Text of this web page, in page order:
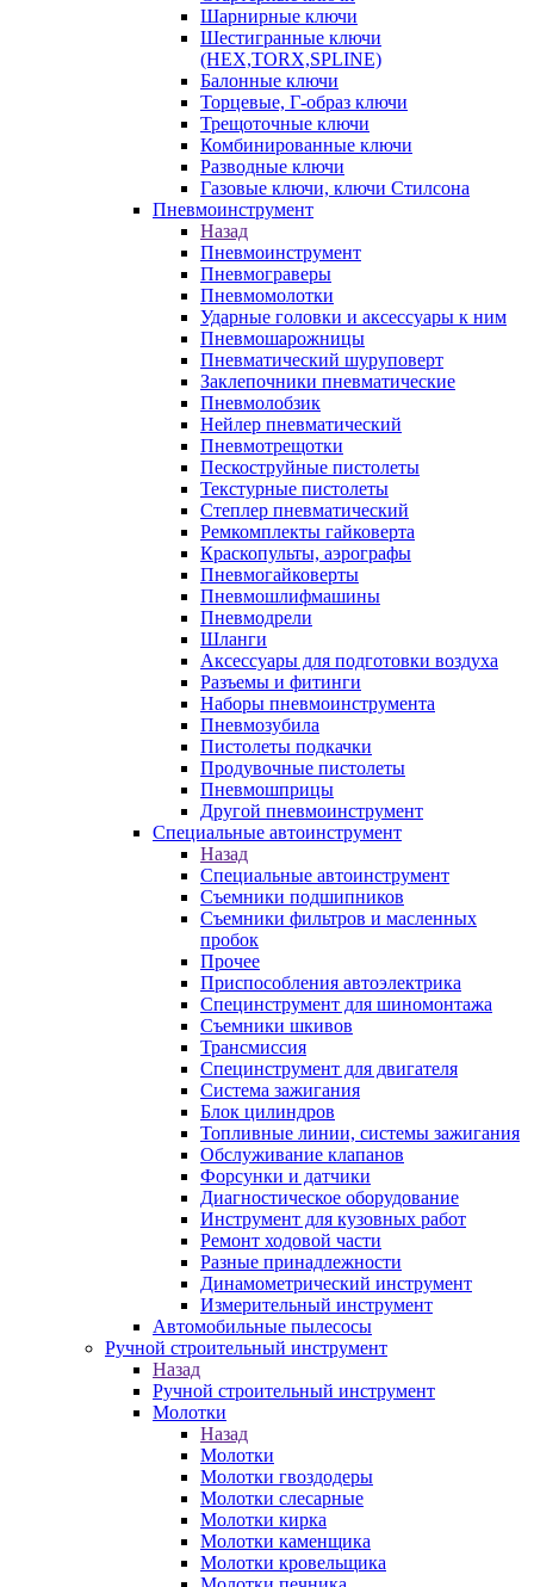
Шарнирные ключи
Шестигранные ключи
(HEX,TORX,SPLINE)
Балонные ключи
Торцевые, Г-образ ключи
Трещоточные ключи
Комбинированные ключи
Разводные ключи
Газовые ключи, ключи Стилсона
Пневмоинструмент
Назад
Пневмоинструмент
Пневмограверы
Пневмомолотки
Ударные головки и аксессуары к ним
Пневмошарожницы
Пневматический шуруповерт
Заклепочники пневматические
Пневмолобзик
Нейлер пневматический
Пневмотрещотки
Пескоструйные пистолеты
Текстурные пистолеты
Степлер пневматический
Ремкомплекты гайковерта
Краскопульты, аэрографы
Пневмогайковерты
Пневмошлифмашины
Пневмодрели
Шланги
Аксессуары для подготовки воздуха
Разъемы и фитинги
Наборы пневмоинструмента
Пневмозубила
Пистолеты подкачки
Продувочные пистолеты
Пневмошприцы
Другой пневмоинструмент
Специальные автоинструмент
Назад
Специальные автоинструмент
Съемники подшипников
Съемники фильтров и масленных
пробок
Прочее
Приспособления автоэлектрика
Специнструмент для шиномонтажа
Съемники шкивов
Трансмиссия
Специнструмент для двигателя
Система зажигания
Блок цилиндров
Топливные линии, системы зажигания
Обслуживание клапанов
Форсунки и датчики
Диагностическое оборудование
Инструмент для кузовных работ
Ремонт ходовой части
Разные принадлежности
Динамометрический инструмент
Измерительный инструмент
Автомобильные пылесосы
Ручной строительный инструмент
Назад
Ручной строительный инструмент
Молотки
Назад
Молотки
Молотки гвоздодеры
Молотки слесарные
Молотки кирка
Молотки каменщика
Молотки кровельщика